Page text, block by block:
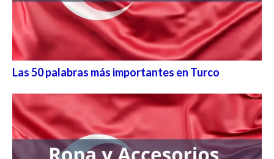
Las 50 palabras más importantes en Turco